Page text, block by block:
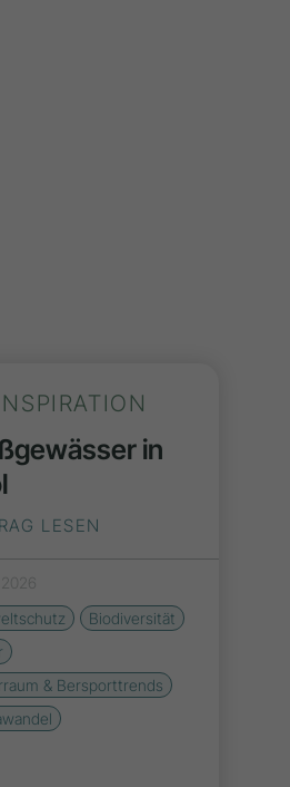
in
LESEN
Biodiversität
& Bersporttrends